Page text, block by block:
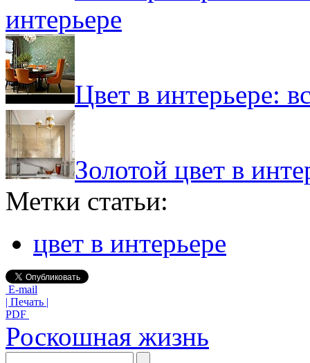
интерьере
Цвет в интерьере:
Золотой цвет в
Метки статьи:
цвет в интерьере
E-mail
| Печать |
PDF
Роскошная жизнь